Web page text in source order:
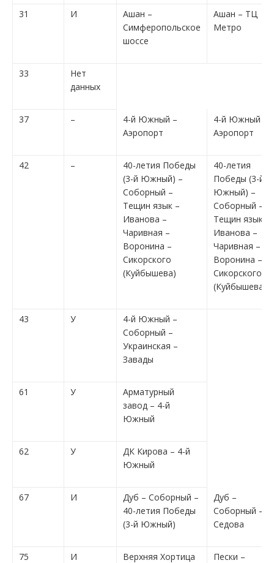
31 И
Ашан –
Симферопольское
шоссе
Ашан – ТЦ
Метро
33
Нет
данных
37 –
4-й Южный –
Аэропорт
4-й Южный –
Аэропорт
42 –
40-летия Победы
(3-й Южный) –
Соборный –
Тещин язык –
Иванова –
Чаривная –
Воронина –
Сикорского
(Куйбышева)
40-летия
Победы (3-й
Южный) –
Соборный –
Тещин язык –
Иванова –
Чаривная –
Воронина –
Сикорского
(Куйбышева)
43 У
4-й Южный –
Соборный –
Украинская –
Завады
61 У
Арматурный
завод – 4-й
Южный
62 У
ДК Кирова – 4-й
Южный
67 И
Дуб – Соборный –
40-летия Победы
(3-й Южный)
Дуб –
Соборный –
Седова
75 И
Верхняя Хортица
Пески –